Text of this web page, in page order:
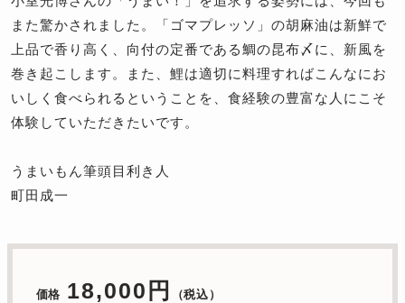
また驚かされました。「ゴマプレッソ」の胡麻油は新鮮で
上品で香り高く、向付の定番である鯛の昆布〆に、新風を
巻き起こします。また、鯉は適切に料理すればこんなにお
いしく食べられるということを、食経験の豊富な人にこそ
体験していただきたいです。
うまいもん筆頭目利き人
町田成一
価格 18,000円 （税込）